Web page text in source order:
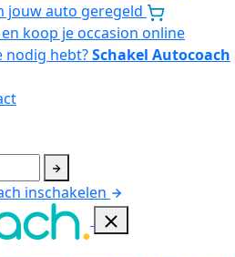
jouw auto geregeld
koop je occasion online
nodig hebt?Schakel Autocoach
inschakelen